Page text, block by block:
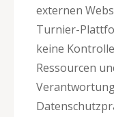
externen
Turnier-
keine
Ressourcen